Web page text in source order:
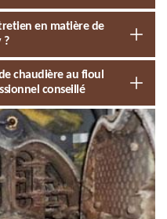
en matière de
?
chaudière au fioul
conseillé